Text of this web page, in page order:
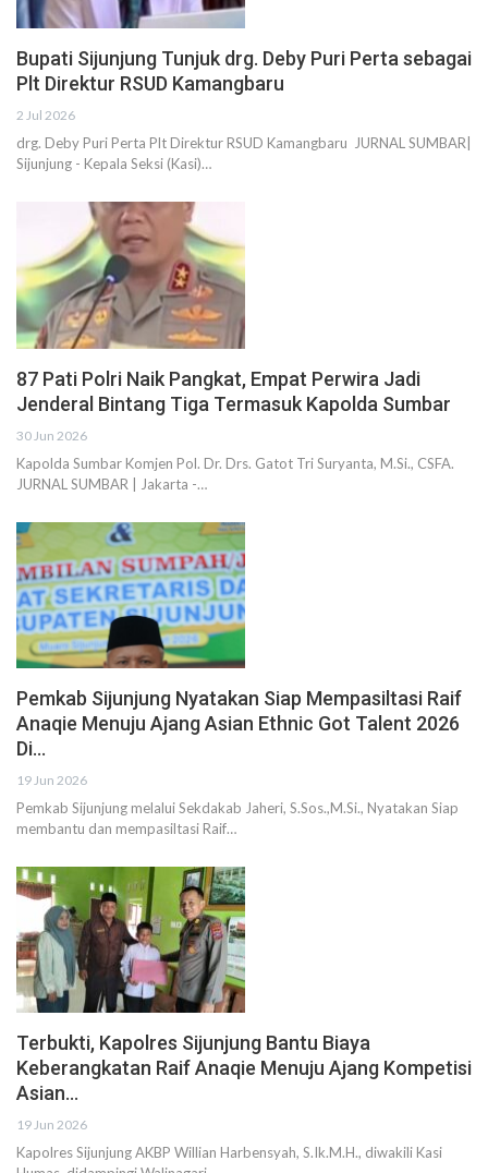
Bupati Sijunjung Tunjuk drg. Deby Puri Perta sebagai
Plt Direktur RSUD Kamangbaru
2 Jul 2026
drg. Deby Puri Perta Plt Direktur RSUD Kamangbaru JURNAL SUMBAR|
Sijunjung - Kepala Seksi (Kasi)…
87 Pati Polri Naik Pangkat, Empat Perwira Jadi
Jenderal Bintang Tiga Termasuk Kapolda Sumbar
30 Jun 2026
Kapolda Sumbar Komjen Pol. Dr. Drs. Gatot Tri Suryanta, M.Si., CSFA.
JURNAL SUMBAR | Jakarta -…
Pemkab Sijunjung Nyatakan Siap Mempasiltasi Raif
Anaqie Menuju Ajang Asian Ethnic Got Talent 2026
Di…
19 Jun 2026
Pemkab Sijunjung melalui Sekdakab Jaheri, S.Sos.,M.Si., Nyatakan Siap
membantu dan mempasiltasi Raif…
Terbukti, Kapolres Sijunjung Bantu Biaya
Keberangkatan Raif Anaqie Menuju Ajang Kompetisi
Asian…
19 Jun 2026
Kapolres Sijunjung AKBP Willian Harbensyah, S.Ik.M.H., diwakili Kasi